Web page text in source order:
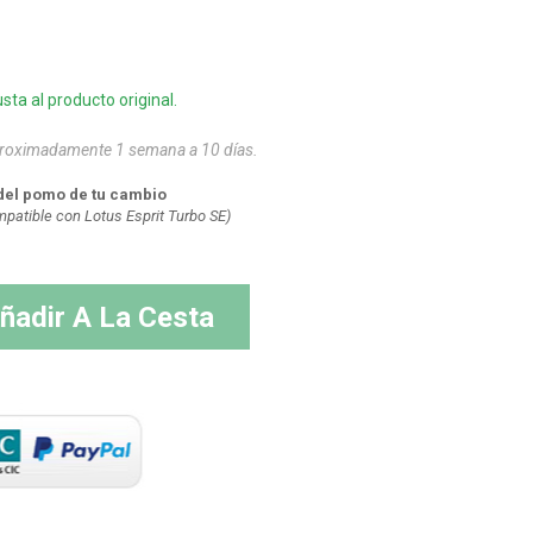
al producto original.
1 semana a 10 días.
pomo de tu cambio
con Lotus Esprit Turbo SE)
A La Cesta